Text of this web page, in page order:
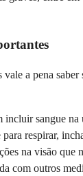
a pena
incluir sangue
respirar,
na visão que
com outros